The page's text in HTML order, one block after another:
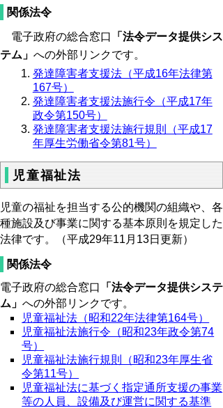
関係法令
電子政府の総合窓口
「法令データ提供シス
テム」 への外部リンクです。
発達障害者支援法（平成16年法律第
167号）
発達障害者支援法施行令（平成17年
政令第150号）
発達障害者支援法施行規則（平成17
年厚生労働省令第81号）
児童福祉法
児童の福祉を担当する公的機関の組織や、各
種施設及び事業に関する基本原則を規定した
法律です。（平成29年11月13日更新）
関係法令
電子政府の総合窓口
「法令データ提供システ
ム」 への外部リンクです。
児童福祉法（昭和22年法律第164号）
児童福祉法施行令（昭和23年政令第74
号）
児童福祉法施行規則（昭和23年厚生省
令第11号）
児童福祉法に基づく指定通所支援の事業
等の人員、設備及び運営に関する基準